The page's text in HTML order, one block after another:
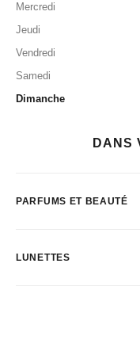
Mercredi
Jeudi
Vendredi
Samedi
Dimanche
DANS
PARFUMS ET BEAUTÉ
LUNETTES